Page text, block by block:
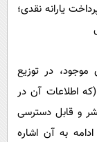
یارانه نقدی؛
در توزیع
اطلاعات آن در
و قابل دسترسی
به آن اشاره